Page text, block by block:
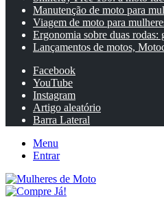
Manutenção de moto para
Viagem de moto para
Ergonomia sobre duas rodas:
Lançamentos de motos,
Facebook
YouTube
Instagram
Artigo aleatório
Barra Lateral
Menu
Entrar